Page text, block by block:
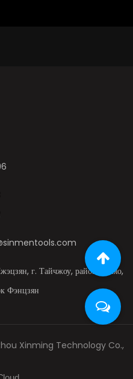
г. Тайчжоу, район Лучяо,
Фэнцзян
Xinming Technology Co.,